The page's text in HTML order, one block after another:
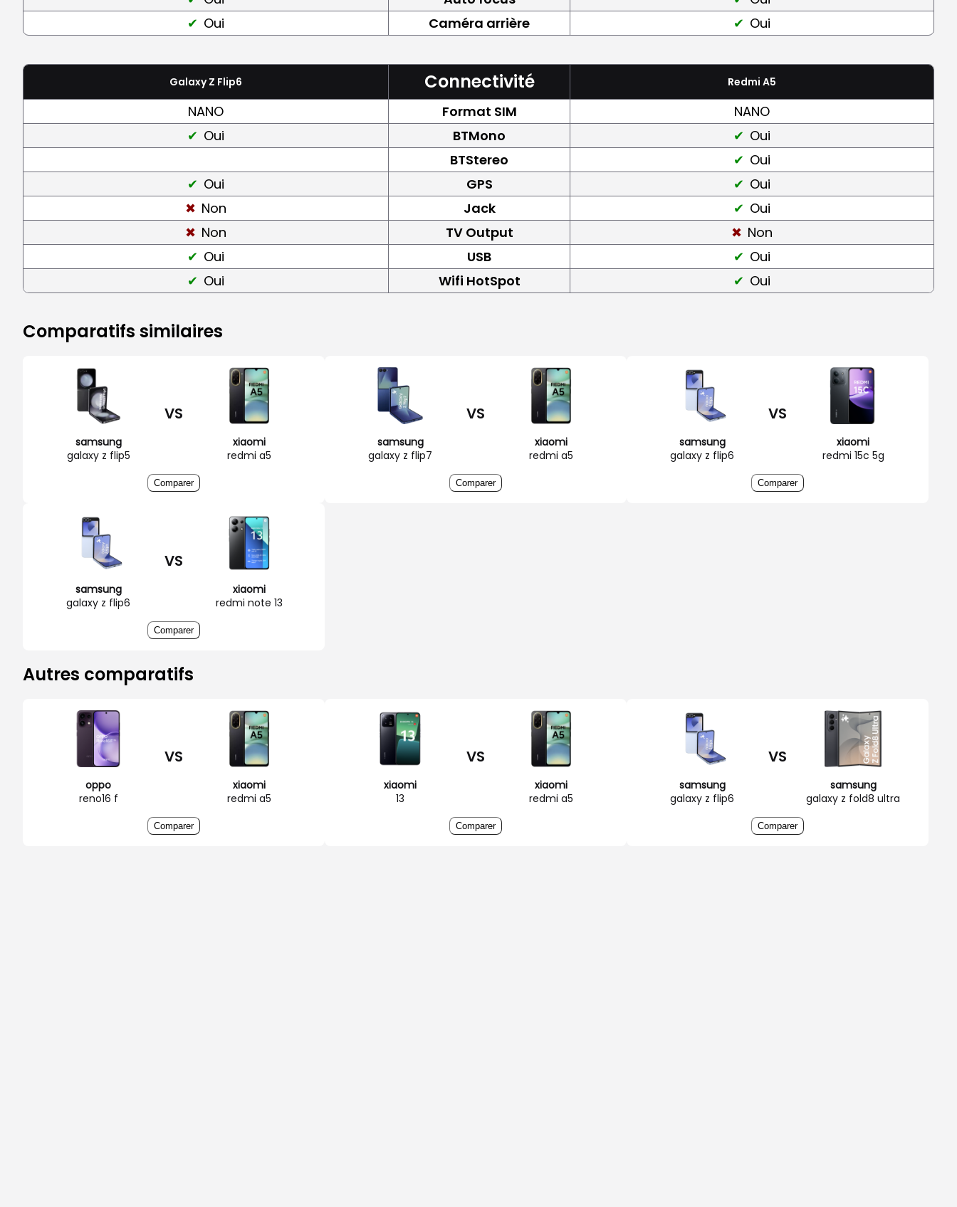
Oui
Caméra arrière Oui
Galaxy Z Flip6 Connectivité Redmi A5
NANO Format SIM
NANO
Oui
BTMono
Oui
BTStereo
Oui
Oui
GPS
Oui
Non
Jack
Oui
Non
TV Output
Non
Oui
USB
Oui
Oui
Wifi HotSpot Oui
Comparatifs similaires
samsung
galaxy z flip5
VS
xiaomi
redmi a5
Comparer
samsung
galaxy z flip7
VS
xiaomi
redmi a5
Comparer
samsung
galaxy z flip6
VS
xiaomi
redmi 15c 5g
Comparer
samsung
galaxy z flip6
VS
xiaomi
redmi note 13
Comparer
Autres comparatifs
oppo
reno16 f
VS
xiaomi
redmi a5
Comparer
xiaomi
13
VS
xiaomi
redmi a5
Comparer
samsung
galaxy z flip6
VS
samsung
galaxy z fold8 ultra
Comparer